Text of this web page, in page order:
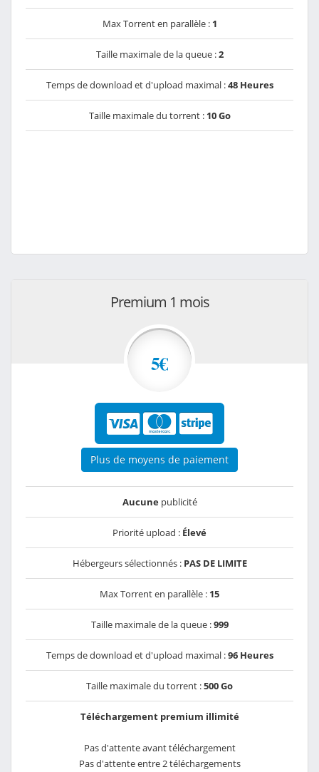
Max Torrent en parallèle : 1
Taille maximale de la queue :2
Temps de download et d'upload maximal :48 Heures
Taille maximale du torrent : 10 Go
Premium 1 mois
5€
Plus de moyens de paiement
Aucunepublicité
Priorité upload : Élevé
Hébergeurs sélectionnés : PAS DE LIMITE
Max Torrent en parallèle : 15
Taille maximale de la queue :999
Temps de download et d'upload maximal :96 Heures
Taille maximale du torrent :500 Go
Téléchargement premium illimité
Pas d'attente avant téléchargement
Pas d'attente entre 2 téléchargements